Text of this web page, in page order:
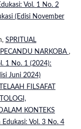
Vol. 1 No. 2
(Edisi November
SPRITUAL
NARKOBA ,
1 No. 1 (2024):
Juni 2024)
TELAAH FILSAFAT
KONTEKS
Vol. 3 No. 4